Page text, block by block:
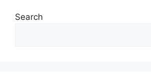
Search